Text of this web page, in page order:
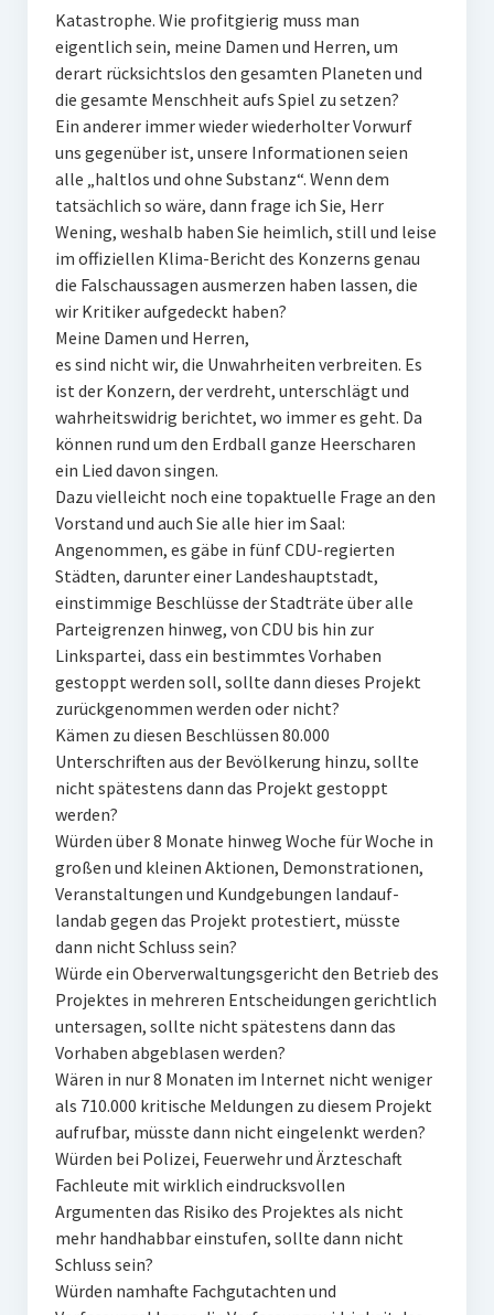
Katastrophe. Wie profitgierig muss man
eigentlich sein, meine Damen und Herren, um
derart rücksichtslos den gesamten Planeten und
die gesamte Menschheit aufs Spiel zu setzen?
Ein anderer immer wieder wiederholter Vorwurf
uns gegenüber ist, unsere Informationen seien
alle „haltlos und ohne Substanz“. Wenn dem
tatsächlich so wäre, dann frage ich Sie, Herr
Wening, weshalb haben Sie heimlich, still und leise
im offiziellen Klima-Bericht des Konzerns genau
die Falschaussagen ausmerzen haben lassen, die
wir Kritiker aufgedeckt haben?
Meine Damen und Herren,
es sind nicht wir, die Unwahrheiten verbreiten. Es
ist der Konzern, der verdreht, unterschlägt und
wahrheitswidrig berichtet, wo immer es geht. Da
können rund um den Erdball ganze Heerscharen
ein Lied davon singen.
Dazu vielleicht noch eine topaktuelle Frage an den
Vorstand und auch Sie alle hier im Saal:
Angenommen, es gäbe in fünf CDU-regierten
Städten, darunter einer Landeshauptstadt,
einstimmige Beschlüsse der Stadträte über alle
Parteigrenzen hinweg, von CDU bis hin zur
Linkspartei, dass ein bestimmtes Vorhaben
gestoppt werden soll, sollte dann dieses Projekt
zurückgenommen werden oder nicht?
Kämen zu diesen Beschlüssen 80.000
Unterschriften aus der Bevölkerung hinzu, sollte
nicht spätestens dann das Projekt gestoppt
werden?
Würden über 8 Monate hinweg Woche für Woche in
großen und kleinen Aktionen, Demonstrationen,
Veranstaltungen und Kundgebungen landauf-
landab gegen das Projekt protestiert, müsste
dann nicht Schluss sein?
Würde ein Oberverwaltungsgericht den Betrieb des
Projektes in mehreren Entscheidungen gerichtlich
untersagen, sollte nicht spätestens dann das
Vorhaben abgeblasen werden?
Wären in nur 8 Monaten im Internet nicht weniger
als 710.000 kritische Meldungen zu diesem Projekt
aufrufbar, müsste dann nicht eingelenkt werden?
Würden bei Polizei, Feuerwehr und Ärzteschaft
Fachleute mit wirklich eindrucksvollen
Argumenten das Risiko des Projektes als nicht
mehr handhabbar einstufen, sollte dann nicht
Schluss sein?
Würden namhafte Fachgutachten und